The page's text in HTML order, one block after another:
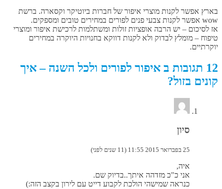
בארץ אפשר לקנות מוצרי איפור של חברות ביוטיקר וקסארה. ברשת
wow אפשר לקנות צבעי פנים לפורים במחירים טובים ומספקים.
אז לסיכום – יש הרבה אופציות זולות ומשתלמות לרכישת איפור ומוצרי
טיפוח – מומלץ לבדוק ולא לקנות דווקא בחנויות היוקרה במחירים
יוקרתיים.
12 תגובות ב איפור לפורים ולכל השנה – איך
קונים בזול?
סיון
25 בפברואר 2015 11:55 (11 שנים לפני)
איה,
אני כ"כ מזדהה איתך..בדיוק שם.
כנראה שמישהי הולכת לקבוע דייט עם לירון בקצב הזה:)